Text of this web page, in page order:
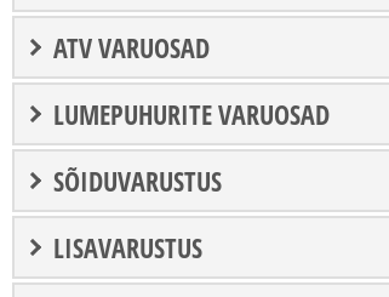
ATV VARUOSAD
LUMEPUHURITE VARUOSAD
SÕIDUVARUSTUS
LISAVARUSTUS